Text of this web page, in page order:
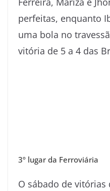
perfeitas, enquanto
uma bola no
vitória de 5 a 4 das
3º lugar da Ferroviária
O sábado de vitórias